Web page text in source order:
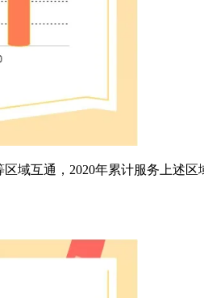
互通，2020年累计服务上述区